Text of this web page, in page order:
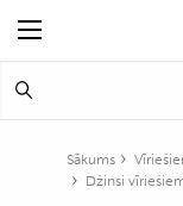
Sākums
Džinsi